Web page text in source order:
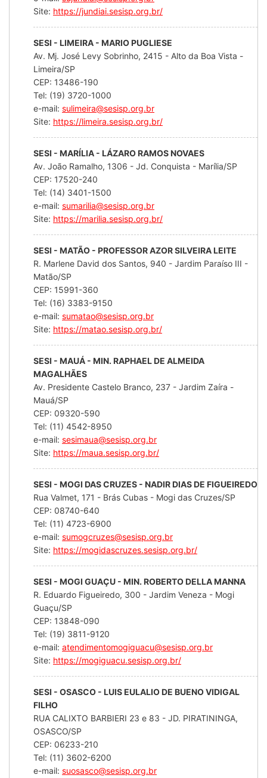
Site: https://jundiai.sesisp.org.br/
SESI - LIMEIRA - MARIO PUGLIESE
Av. Mj. José Levy Sobrinho, 2415 - Alto da Boa Vista -
Limeira/SP
CEP: 13486-190
Tel: (19) 3720-1000
e-mail: sulimeira@sesisp.org.br
Site: https://limeira.sesisp.org.br/
SESI - MARÍLIA - LÁZARO RAMOS NOVAES
Av. João Ramalho, 1306 - Jd. Conquista - Marília/SP
CEP: 17520-240
Tel: (14) 3401-1500
e-mail: sumarilia@sesisp.org.br
Site: https://marilia.sesisp.org.br/
SESI - MATÃO - PROFESSOR AZOR SILVEIRA LEITE
R. Marlene David dos Santos, 940 - Jardim Paraíso III -
Matão/SP
CEP: 15991-360
Tel: (16) 3383-9150
e-mail: sumatao@sesisp.org.br
Site: https://matao.sesisp.org.br/
SESI - MAUÁ - MIN. RAPHAEL DE ALMEIDA
MAGALHÃES
Av. Presidente Castelo Branco, 237 - Jardim Zaíra -
Mauá/SP
CEP: 09320-590
Tel: (11) 4542-8950
e-mail: sesimaua@sesisp.org.br
Site: https://maua.sesisp.org.br/
SESI - MOGI DAS CRUZES - NADIR DIAS DE FIGUEIREDO
Rua Valmet, 171 - Brás Cubas - Mogi das Cruzes/SP
CEP: 08740-640
Tel: (11) 4723-6900
e-mail: sumogcruzes@sesisp.org.br
Site: https://mogidascruzes.sesisp.org.br/
SESI - MOGI GUAÇU - MIN. ROBERTO DELLA MANNA
R. Eduardo Figueiredo, 300 - Jardim Veneza - Mogi
Guaçu/SP
CEP: 13848-090
Tel: (19) 3811-9120
e-mail: atendimentomogiguacu@sesisp.org.br
Site: https://mogiguacu.sesisp.org.br/
SESI - OSASCO - LUIS EULALIO DE BUENO VIDIGAL
FILHO
RUA CALIXTO BARBIERI 23 e 83 - JD. PIRATININGA,
OSASCO/SP
CEP: 06233-210
Tel: (11) 3602-6200
e-mail: suosasco@sesisp.org.br